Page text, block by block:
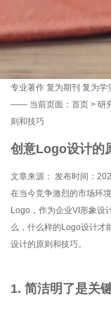
专业著作 复为期刊 复为学
—— 当前页面： 首页 > 研
则和技巧
创意Logo设计的
文章来源： 发布时间：
在当今竞争激烈的市场环
Logo，作为企业VI形象设
么，什么样的Logo设计才
设计的原则和技巧。
1. 简洁明了是关